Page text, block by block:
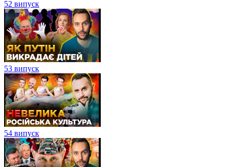
52 випуск
53 випуск
54 випуск